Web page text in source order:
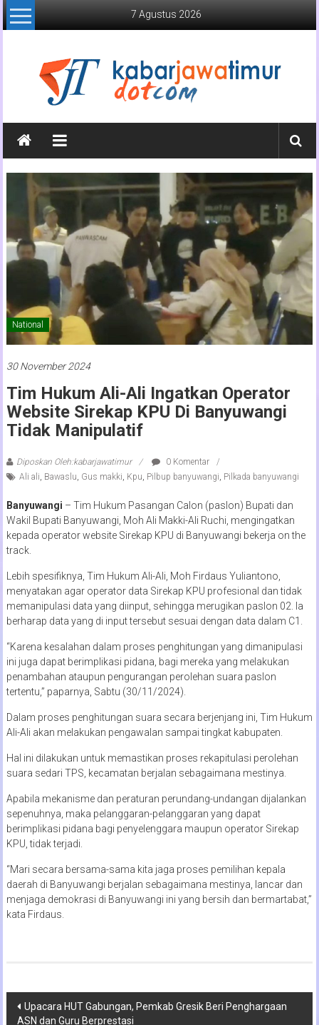
Lompat
ke
7 Agustus 2026
Kabar
Jawa
Timur
Media
Online
Jawa
Timur
National
30 November 2024
Tim Hukum Ali-Ali Ingatkan Operator
Website Sirekap KPU Di Banyuwangi
Tidak Manipulatif
Diposkan Oleh:kabarjawatimur
0 Komentar
Ali ali, Bawaslu, Gus makki, Kpu, Pilbup banyuwangi, Pilkada banyuwangi
Banyuwangi – Tim Hukum Pasangan Calon (paslon) Bupati dan
Wakil Bupati Banyuwangi, Moh Ali Makki-Ali Ruchi, mengingatkan
kepada operator website Sirekap KPU di Banyuwangi bekerja on the
track.
Lebih spesifiknya, Tim Hukum Ali-Ali, Moh Firdaus Yuliantono,
menyatakan agar operator data Sirekap KPU profesional dan tidak
memanipulasi data yang diinput, sehingga merugikan paslon 02. Ia
berharap data yang di input tersebut sesuai dengan data dalam C1.
“Karena kesalahan dalam proses penghitungan yang dimanipulasi
ini juga dapat berimplikasi pidana, bagi mereka yang melakukan
penambahan ataupun pengurangan perolehan suara paslon
tertentu,” paparnya, Sabtu (30/11/2024).
Dalam proses penghitungan suara secara berjenjang ini, Tim Hukum
Ali-Ali akan melakukan pengawalan sampai tingkat kabupaten.
Hal ini dilakukan untuk memastikan proses rekapitulasi perolehan
suara sedari TPS, kecamatan berjalan sebagaimana mestinya.
Apabila mekanisme dan peraturan perundang-undangan dijalankan
sepenuhnya, maka pelanggaran-pelanggaran yang dapat
berimplikasi pidana bagi penyelenggara maupun operator Sirekap
KPU, tidak terjadi.
“Mari secara bersama-sama kita jaga proses pemilihan kepala
daerah di Banyuwangi berjalan sebagaimana mestinya, lancar dan
menjaga demokrasi di Banyuwangi ini yang bersih dan bermartabat,”
kata Firdaus.
Navigasi
Upacara HUT Gabungan, Pemkab Gresik Beri Penghargaan
ASN dan Guru Berprestasi